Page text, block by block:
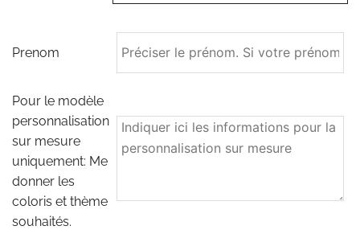
Prenom
Pour le modèle
personnalisation
sur mesure
uniquement: Me
donner les
coloris et thème
souhaités.